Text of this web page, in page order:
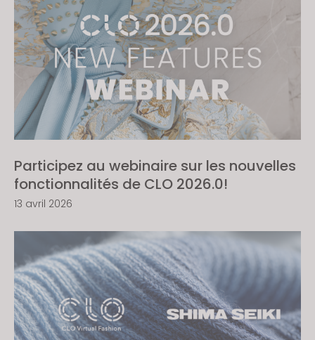
Participez au webinaire sur les nouvelles
fonctionnalités de CLO 2026.0!
13 avril 2026